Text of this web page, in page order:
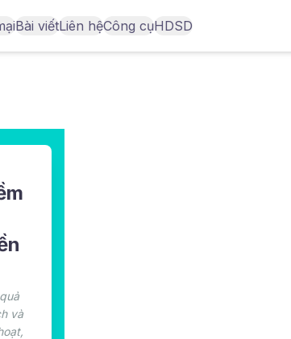
Bài viếtLiên hệCông cụHDSD
và